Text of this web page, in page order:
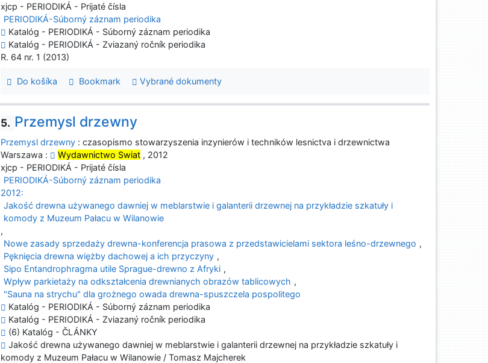
xjcp - PERIODIKÁ - Prijaté čísla
PERIODIKÁ-Súborný záznam periodika
Katalóg - PERIODIKÁ - Súborný záznam periodika
Katalóg - PERIODIKÁ - Zviazaný ročník periodika
R. 64 nr. 1 (2013)
Do košíka Bookmark Vybrané dokumenty
5. Przemysl drzewny
Przemysl drzewny : czasopismo stowarzyszenia inzynierów i techników lesnictva i drzewnictwa
Warszawa :
Wydawnictwo Swiat , 2012
xjcp - PERIODIKÁ - Prijaté čísla
PERIODIKÁ-Súborný záznam periodika
2012:
Jakość drewna używanego dawniej w meblarstwie i galanterii drzewnej na przykładzie szkatuły i
komody z Muzeum Pałacu w Wilanowie
,
Nowe zasady sprzedaży drewna-konferencja prasowa z przedstawicielami sektora leśno-drzewnego ,
Pęknięcia drewna więżby dachowej a ich przyczyny ,
Sipo Entandrophragma utile Sprague-drewno z Afryki ,
Wpływ parkietaży na odkształcenia drewnianych obrazów tablicowych ,
"Sauna na strychu" dla grożnego owada drewna-spuszczela pospolitego
Katalóg - PERIODIKÁ - Súborný záznam periodika
Katalóg - PERIODIKÁ - Zviazaný ročník periodika
(6) Katalóg - ČLÁNKY
Jakość drewna używanego dawniej w meblarstwie i galanterii drzewnej na przykładzie szkatuły i
komody z Muzeum Pałacu w Wilanowie / Tomasz Majcherek